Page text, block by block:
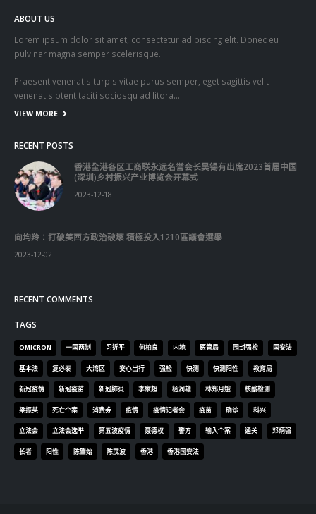
ABOUT US
Lorem ipsum dolor sit amet, consectetur adipiscing elit. Donec eu
pulvinar magna semper scelerisque.
Praesent venenatis turpis vitae purus semper, eget sagittis velit
venenatis ptent taciti sociosqu ad litora…
VIEW MORE
RECENT POSTS
香港全港各区工商联永远名誉会长吴锡有出席2023首届中国
(深圳)乡村振兴产业博览会开幕式
2023-12-18
向均羚：打破美西方政治破壞 積極投入1210區議會選舉
2023-12-02
RECENT COMMENTS
TAGS
OMICRON 一国两制 习近平 何柏良 内地 医管局 围封强检 国安法
基本法 复必泰 大湾区 安心出行 强检 快测 快测阳性 教育局
新冠疫情 新冠疫苗 新冠肺炎 李家超 杨润雄 林郑月娥 核酸检测
梁振英 死亡个案 消费券 疫情 疫情记者会 疫苗 确诊 科兴
立法会 立法会选举 第五波疫情 聂德权 警方 输入个案 通关 邓炳强
长者 阳性 陈肇始 陈茂波 香港 香港国安法